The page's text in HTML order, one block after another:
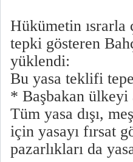
Hükümetin ısrarla
tepki gösteren
yüklendi:
Bu yasa teklifi
* Başbakan ülkeyi
Tüm yasa dışı,
için yasayı fırsat
pazarlıkları da